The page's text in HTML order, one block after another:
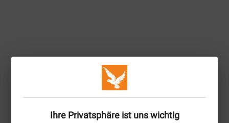
Ihre Privatsphäre ist uns wichtig